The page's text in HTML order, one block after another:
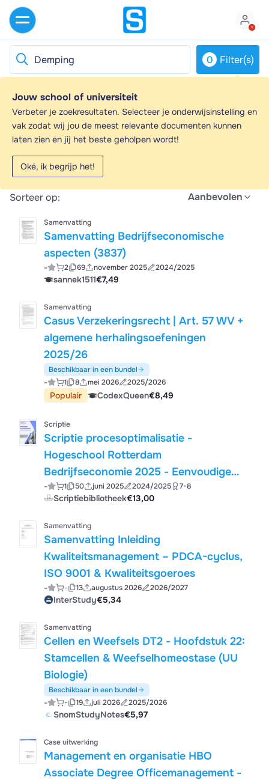
0 Filter(s)
Jouw school of universiteit
Verbeter je zoekresultaten. Selecteer je onderwijsinstelling en
vak zodat wij jou de meest relevante documenten kunnen
laten zien en jij het beste geholpen wordt!
Oké, ik begrijp het!
Demping - Samenvattingen en
Aantekeningen
Op zoek naar een samenvatting over Demping? Op
deze pagina vind je 184 samenvattingen over Demping.
Alle184 resultaten
Sorteer op:
Aanbevolen
Samenvatting
Samenvatting Bedrijfseconomische
aspecten (3837)
- 2 69 november 2025 2024/2025
sannek1511€7,49
Samenvatting
Casus Verzekeringsrecht | Art. 57 WV +
algemene herhalingsoefeningen
2025/26
Beschikbaar in een bundel
- 1 8 mei 2026 2025/2026
Populair CodexQueen€8,49
Scriptie
Scriptie procesoptimalisatie -
Hogeschool Rotterdam
Bedrijfseconomie 2025 - Eenvoudige
scriptie met optimalisatie van 1 intern
proces COMPLEET
- 1 50 juni 2025 2024/2025 7-8
Scriptiebibliotheek€13,00
Samenvatting
Samenvatting Inleiding
Kwaliteitsmanagement – PDCA-cyclus,
ISO 9001 & Kwaliteitsgoeroes
- - 13 augustus 2026 2026/2027
InterStudy€5,34
Samenvatting
Cellen en Weefsels DT2 - Hoofdstuk 22:
Stamcellen & Weefselhomeostase (UU
Biologie)
Beschikbaar in een bundel
- - 19 juli 2026 2025/2026
SnomStudyNotes€5,97
Case uitwerking
Management en organisatie HBO
Associate Degree Officemanagement -